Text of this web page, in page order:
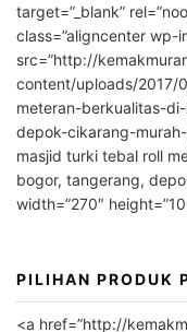
r
n
a
t
i
v
target=”_blank”
class=”aligncenter wp-
src=”http://
content/uploads/2017/
meteran-berkualitas-
depok-cikarang-
masjid turki tebal roll
bogor, tangerang,
width=”270″
PILIHAN PRODUK
<a href=”http://